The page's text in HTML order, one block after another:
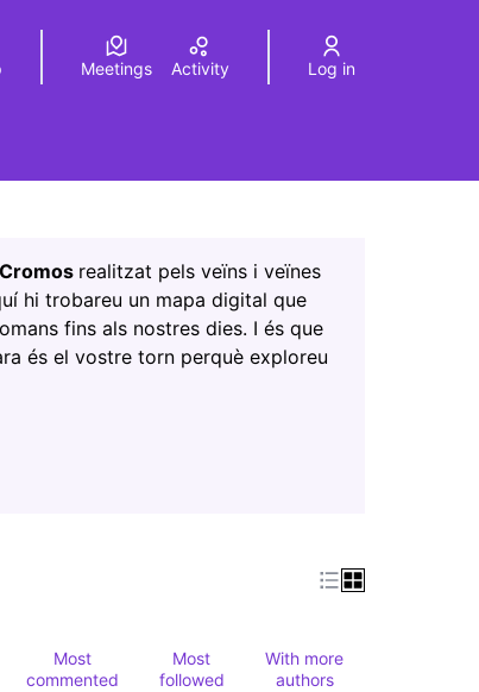
el idiomaChoose language
Meetings Activity Log in
realitzat pels veïns i veïnes
hi trobareu un mapa digital que
fins als nostres dies. I és que
és el vostre torn perquè exploreu
Most
commented
Most
followed
With more
authors